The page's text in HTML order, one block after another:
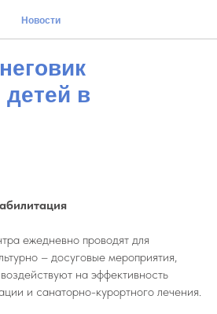
Новости
в
ежедневно проводят для
– досуговые мероприятия,
на эффективность
и санаторно-курортного лечения.